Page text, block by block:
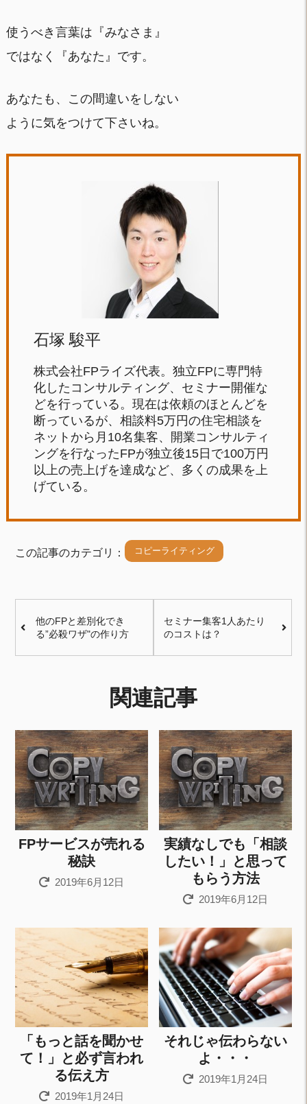
使うべき言葉は『みなさま』
ではなく『あなた』です。
あなたも、この間違いをしない
ように気をつけて下さいね。
石塚 駿平
株式会社FPライズ代表。独立FPに専門特
化したコンサルティング、セミナー開催な
どを行っている。現在は依頼のほとんどを
断っているが、相談料5万円の住宅相談を
ネットから月10名集客、開業コンサルティ
ングを行なったFPが独立後15日で100万円
以上の売上げを達成など、多くの成果を上
げている。
この記事のカテゴリ： コピーライティング
他のFPと差別化でき
る”必殺ワザ"の作り方
セミナー集客1人あたり
のコストは？
関連記事
FPサービスが売れる
秘訣
2019年6月12日
実績なしでも「相談
したい！」と思って
もらう方法
2019年6月12日
「もっと話を聞かせ
て！」と必ず言われ
る伝え方
2019年1月24日
それじゃ伝わらない
よ・・・
2019年1月24日